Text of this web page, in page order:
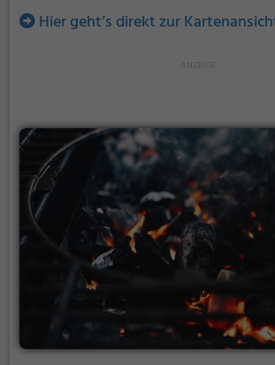
Hier geht’s direkt zur